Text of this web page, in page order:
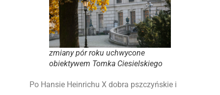
zmiany pór roku uchwycone
obiektywem Tomka Ciesielskiego
Po Hansie Heinrichu X dobra pszczyńskie i